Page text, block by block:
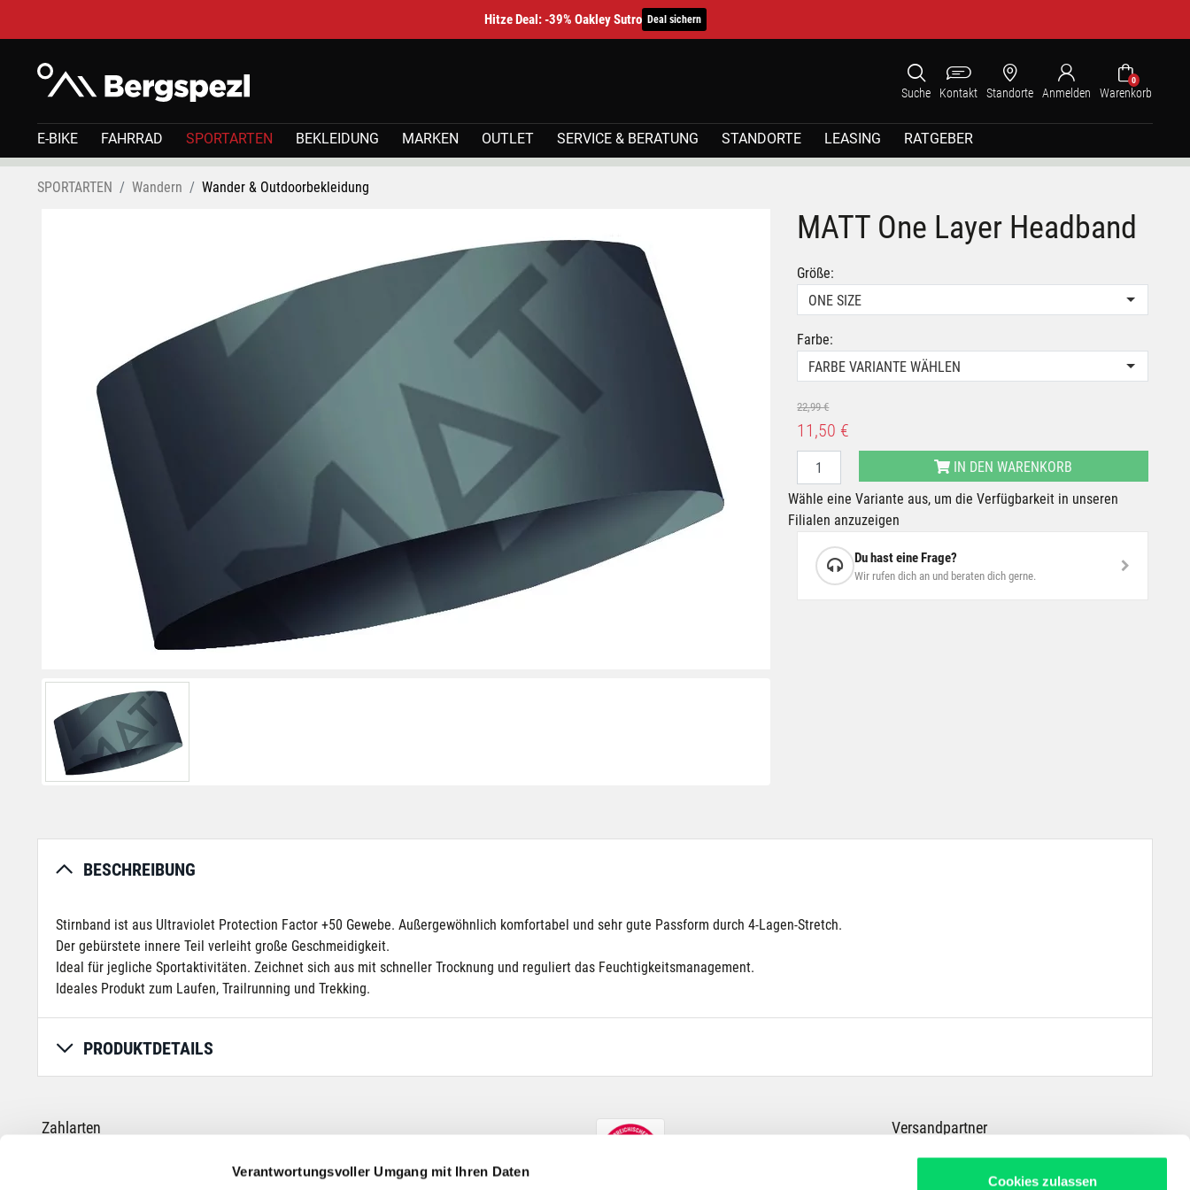
Verantwortungsvoller Umgang mit Ihren Daten
Cookies zulassen
Hitze Deal: -39% Oakley Sutro Deal sichern
Suche Kontakt Standorte Anmelden
0
Warenkorb
E-BIKE FAHRRAD SPORTARTEN BEKLEIDUNG MARKEN OUTLET SERVICE & BERATUNG STANDORTE LEASING RATGEBER
SPORTARTEN Wandern Wander & Outdoorbekleidung
MATT One Layer Headband
Größe:
ONE SIZE
Farbe:
FARBE VARIANTE WÄHLEN
22,99 €
11,50 €
IN DEN WARENKORB
Wähle eine Variante aus, um die Verfügbarkeit in unseren
Filialen anzuzeigen
Du hast eine Frage?
Wir rufen dich an und beraten dich gerne.
BESCHREIBUNG
Stirnband ist aus Ultraviolet Protection Factor +50 Gewebe. Außergewöhnlich komfortabel und sehr gute Passform durch 4-Lagen-Stretch.
Der gebürstete innere Teil verleiht große Geschmeidigkeit.
Ideal für jegliche Sportaktivitäten. Zeichnet sich aus mit schneller Trocknung und reguliert das Feuchtigkeitsmanagement.
Ideales Produkt zum Laufen, Trailrunning und Trekking.
PRODUKTDETAILS
Zahlarten Versandpartner